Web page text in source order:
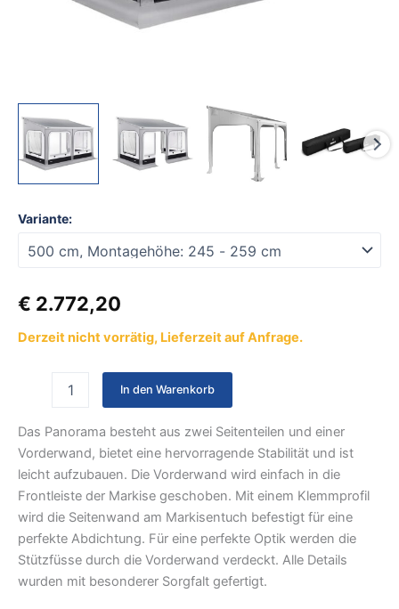
Variante:
€ 2.772,20
Derzeit nicht vorrätig, Lieferzeit auf Anfrage.
In den Warenkorb
Das Panorama besteht aus zwei Seitenteilen und einer
Vorderwand, bietet eine hervorragende Stabilität und ist
leicht aufzubauen. Die Vorderwand wird einfach in die
Frontleiste der Markise geschoben. Mit einem Klemmprofil
wird die Seitenwand am Markisentuch befestigt für eine
perfekte Abdichtung. Für eine perfekte Optik werden die
Stützfüsse durch die Vorderwand verdeckt. Alle Details
wurden mit besonderer Sorgfalt gefertigt.